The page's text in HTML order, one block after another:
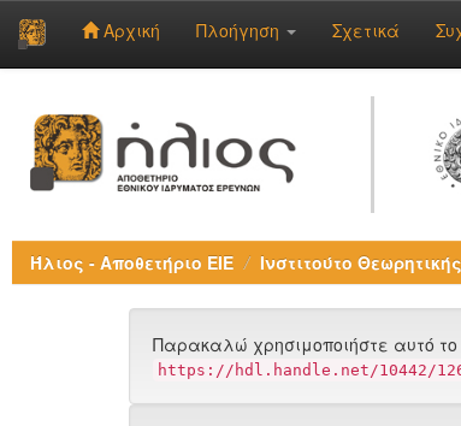
navigation
Αρχική Πλοήγηση Σχετικά
Ήλιος - Αποθετήριο ΕΙΕ Ινστιτούτο
Παρακαλώ χρησιμοποιήστε αυτό
https://hdl.handle.net/10442/